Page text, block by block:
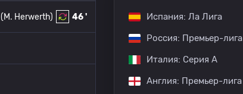
46 '
(M. Herwerth)
Испания: Ла Лига
Россия: Премьер-лига
Италия: Серия А
Англия: Премьер-лига